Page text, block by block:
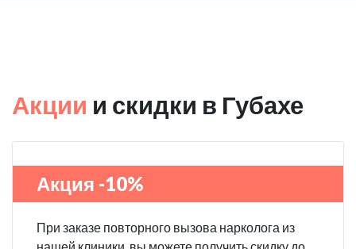
Акции и скидки в Губахе
Акция -10%
При заказе повторного вызова нарколога из